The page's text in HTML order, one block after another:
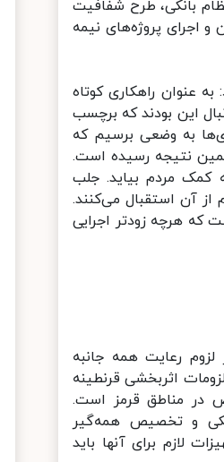
بانکی، طرح شفافیت
اجرای پروژه‌های نیمه‌
راهکاری کوتاه
این بودند که برچسب
به وضعی برسیم که
نتیجه رسیده است.
مردم بیاید. جلب
آن استقبال می‌کنند.
هرچه زودتر اجرایی
رعایت همه جانبه
اثربخشی قرنطینه
مناطق قرمز است.
و تخصیص همه‌گیر
لازم برای آنها باید